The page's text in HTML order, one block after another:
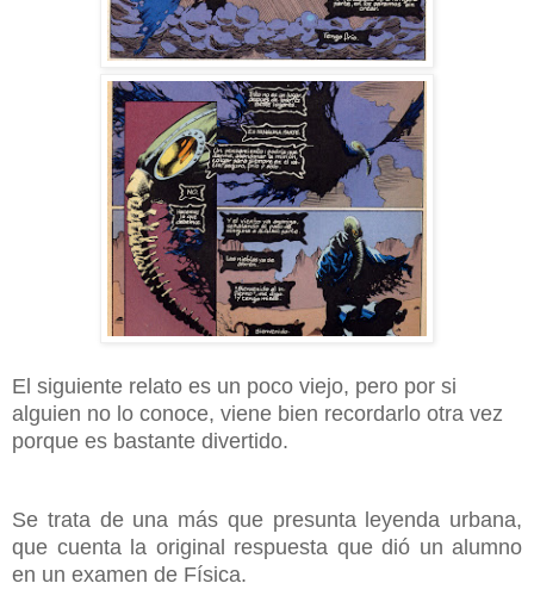
El siguiente relato es un poco viejo, pero por si
alguien no lo conoce, viene bien recordarlo otra vez
porque es bastante divertido.
Se trata de una más que presunta leyenda urbana,
que cuenta la original respuesta que dió un alumno
en un examen de Física.